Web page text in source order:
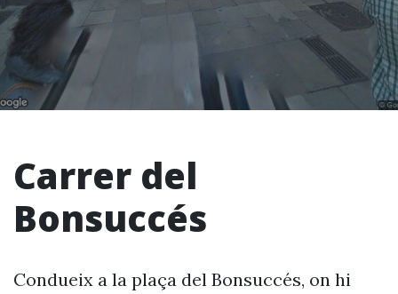
Carrer del
Bonsuccés
Condueix a la plaça del Bonsuccés, on hi